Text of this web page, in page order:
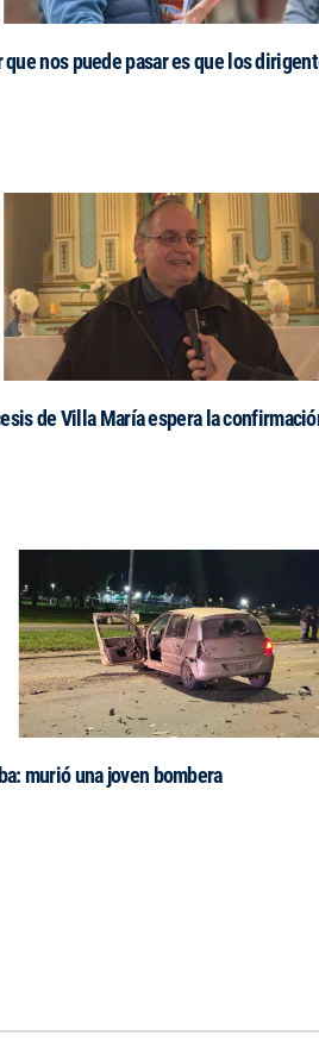
nos puede pasar es que los
de Villa María espera la
murió una joven bombera